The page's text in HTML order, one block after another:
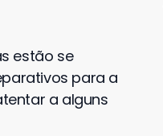
estão se
para a
a alguns